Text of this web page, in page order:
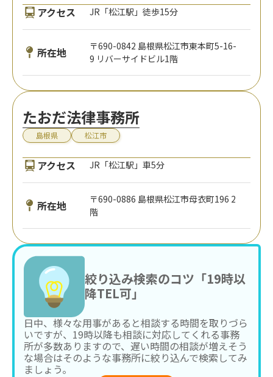
アクセス JR「松江駅」徒歩15分
所在地
〒690-0842 島根県松江市東本町5-16-
9 リバーサイドビル1階
たおだ法律事務所
島根県 松江市
アクセス JR「松江駅」車5分
所在地
〒690-0886 島根県松江市母衣町196 2
階
絞り込み検索のコツ「19時以
降TEL可」
日中、様々な用事があると相談する時間を取りづら
いですが、19時以降も相談に対応してくれる事務
所が多数ありますので、遅い時間の相談が増えそう
な場合はそのような事務所に絞り込んで検索してみ
ましょう。